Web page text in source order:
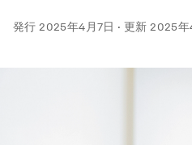
発行2025年4月7日 ·更新2025年